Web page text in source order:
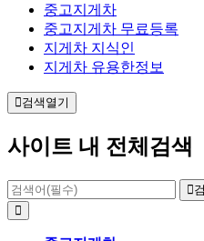
중고지게차
중고지게차 무료등록
지게차 지식인
지게차 유용한정보
검색열기
사이트 내 전체검색